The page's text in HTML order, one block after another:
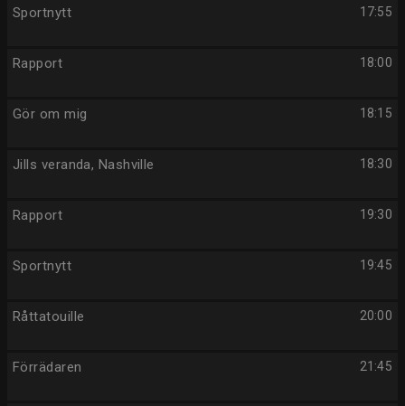
17:55
Sportnytt
18:00
Rapport
18:15
Gör om mig
18:30
Jills veranda, Nashville
19:30
Rapport
19:45
Sportnytt
20:00
Råttatouille
21:45
Förrädaren